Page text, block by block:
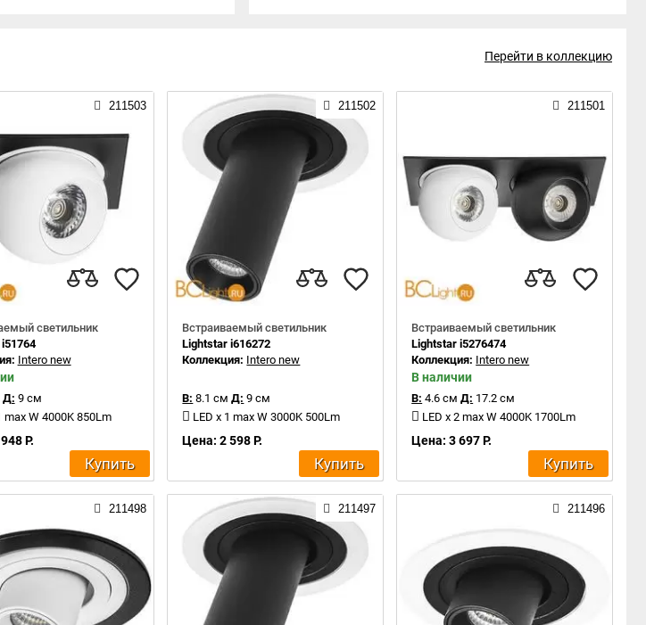
Перейти в коллекцию
211503
светильник
Intero new
Д: 9 см
max W 4000K 850Lm
Р.
Купить
211502
Встраиваемый светильник
Lightstar i616272
Коллекция: Intero new
В: 8.1 см Д: 9 см
LED x 1 max W 3000K 500Lm
Цена: 2 598 Р.
Купить
211501
Встраиваемый светильник
Lightstar i5276474
Коллекция: Intero new
В наличии
В: 4.6 см Д: 17.2 см
LED x 2 max W 4000K 1700Lm
Цена: 3 697 Р.
Купить
211498 211497 211496